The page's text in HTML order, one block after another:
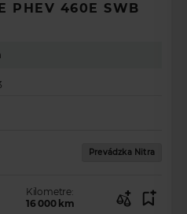
PHEV 460E SWB
Prevádzka Nitra
Kilometre:
16 000 km